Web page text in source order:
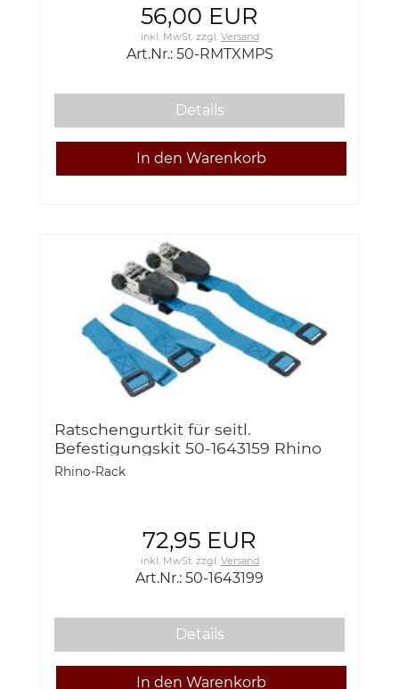
56,00 EUR
inkl. MwSt. zzgl. Versand
Art.Nr.: 50-RMTXMPS
Details
Ratschengurtkit für seitl.
Befestigungskit 50-1643159 Rhino
Rack 50-1643199
Rhino-Rack
72,95 EUR
inkl. MwSt. zzgl. Versand
Art.Nr.: 50-1643199
Details